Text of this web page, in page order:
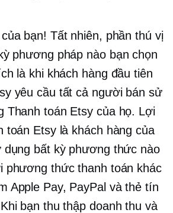
bạn! Tất nhiên, phần thú vị
phương pháp nào bạn chọn
là khi khách hàng đầu tiên
yêu cầu tất cả người bán sử
Thanh toán Etsy của họ. Lợi
toán Etsy là khách hàng của
dụng bất kỳ phương thức nào
phương thức thanh toán khác
Apple Pay, PayPal và thẻ tín
bạn thu thập doanh thu và